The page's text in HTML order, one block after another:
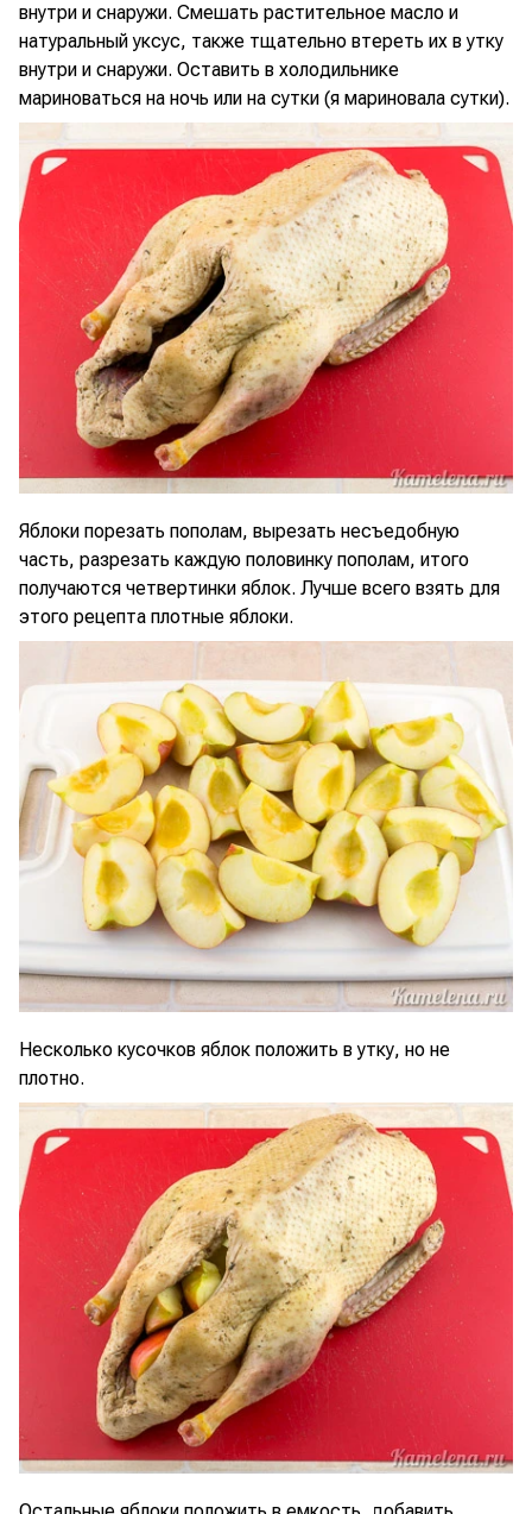
внутри и снаружи. Смешать растительное масло и
натуральный уксус, также тщательно втереть их в утку
внутри и снаружи. Оставить в холодильнике
мариноваться на ночь или на сутки (я мариновала сутки).
Яблоки порезать пополам, вырезать несъедобную
часть, разрезать каждую половинку пополам, итого
получаются четвертинки яблок. Лучше всего взять для
этого рецепта плотные яблоки.
Несколько кусочков яблок положить в утку, но не
плотно.